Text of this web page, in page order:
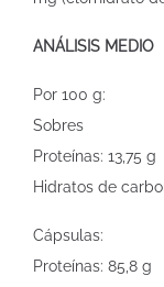
ANÁLISIS MEDIO
Por 100 g:
Sobres
Proteínas: 13,75 g
Hidratos de
Cápsulas:
Proteínas: 85,8 g